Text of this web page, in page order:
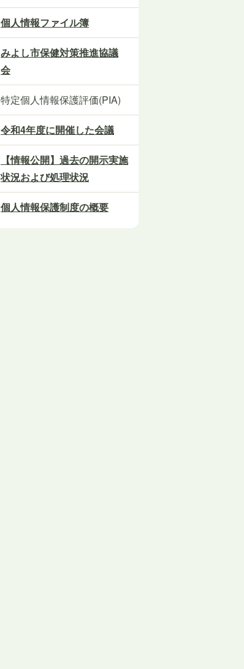
個人情報ファイル簿
みよし市保健対策推進協議
会
特定個人情報保護評価(PIA)
令和4年度に開催した会議
【情報公開】過去の開示実施
状況および処理状況
個人情報保護制度の概要